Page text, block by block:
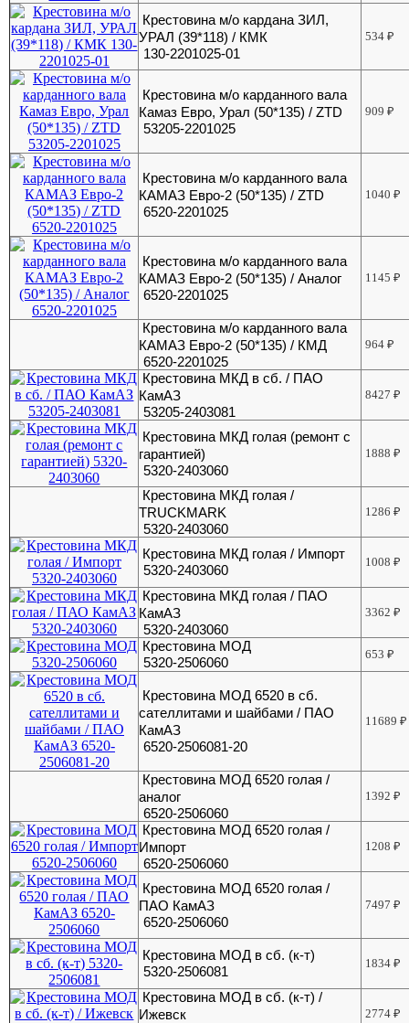
Крестовина м/о кардана ЗИЛ,
УРАЛ (39*118) / КМК
130-2201025-01
534₽
Крестовина м/о карданного вала
Камаз Евро, Урал (50*135) / ZTD
53205-2201025
909₽
Крестовина м/о карданного вала
КАМАЗ Евро-2 (50*135) / ZTD
6520-2201025
1040₽
Крестовина м/о карданного вала
КАМАЗ Евро-2 (50*135) / Аналог
6520-2201025
1145₽
Крестовина м/о карданного вала
КАМАЗ Евро-2 (50*135) / КМД
6520-2201025
964₽
Крестовина МКД в сб. / ПАО
КамАЗ
53205-2403081
8427₽
Крестовина МКД голая (ремонт с
гарантией)
5320-2403060
1888₽
Крестовина МКД голая /
TRUCKMARK
5320-2403060
1286₽
Крестовина МКД голая / Импорт
5320-2403060
1008₽
Крестовина МКД голая / ПАО
КамАЗ
5320-2403060
3362₽
Крестовина МОД
5320-2506060
653₽
Крестовина МОД 6520 в сб.
сателлитами и шайбами / ПАО
КамАЗ
6520-2506081-20
11689₽
Крестовина МОД 6520 голая /
аналог
6520-2506060
1392₽
Крестовина МОД 6520 голая /
Импорт
6520-2506060
1208₽
Крестовина МОД 6520 голая /
ПАО КамАЗ
6520-2506060
7497₽
Крестовина МОД в сб. (к-т)
5320-2506081
1834₽
Крестовина МОД в сб. (к-т) /
Ижевск
2774₽